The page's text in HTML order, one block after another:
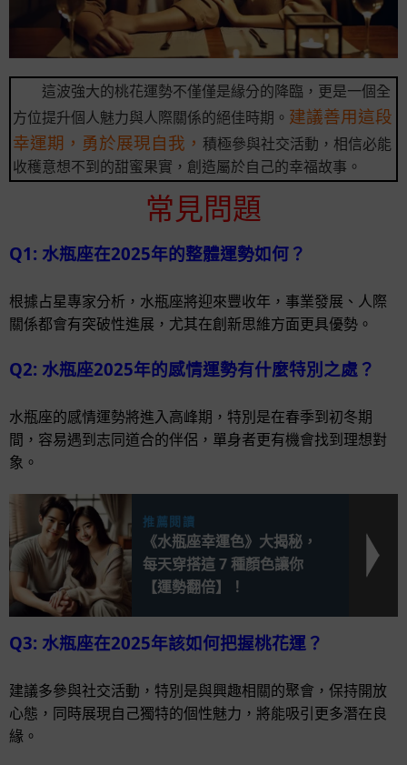
這波強大的桃花運勢不僅僅是緣分的降臨，更是一個全
方位提升個人魅力與人際關係的絕佳時期。 建議善用這段
幸運期，勇於展現自我， 積極參與社交活動，相信必能
收穫意想不到的甜蜜果實，創造屬於自己的幸福故事。
常見問題
Q1: 水瓶座在2025年的整體運勢如何？
根據占星專家分析，水瓶座將迎來豐收年，事業發展、人際
關係都會有突破性進展，尤其在創新思維方面更具優勢。
Q2: 水瓶座2025年的感情運勢有什麼特別之處？
水瓶座的感情運勢將進入高峰期，特別是在春季到初冬期
間，容易遇到志同道合的伴侶，單身者更有機會找到理想對
象。
推薦閱讀
《水瓶座幸運色》大揭秘，
每天穿搭這 7 種顏色讓你
【運勢翻倍】！
Q3: 水瓶座在2025年該如何把握桃花運？
建議多參與社交活動，特別是與興趣相關的聚會，保持開放
心態，同時展現自己獨特的個性魅力，將能吸引更多潛在良
緣。